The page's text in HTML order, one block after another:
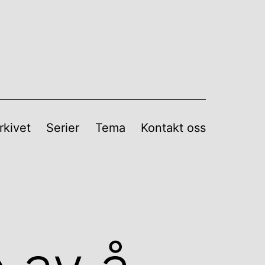
Serier Tema Kontakt oss